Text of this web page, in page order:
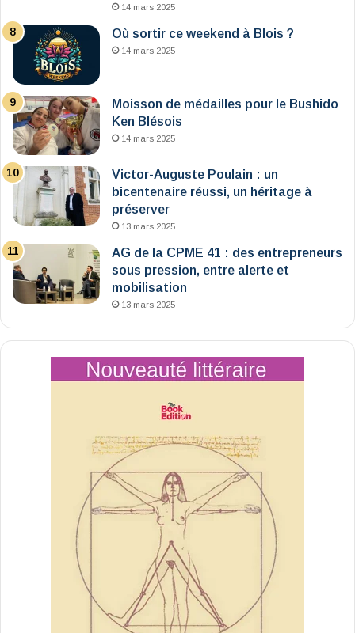
14 mars 2025
Où sortir ce weekend à Blois ?
14 mars 2025
Moisson de médailles pour le Bushido
Ken Blésois
14 mars 2025
Victor-Auguste Poulain : un
bicentenaire réussi, un héritage à
préserver
13 mars 2025
AG de la CPME 41 : des entrepreneurs
sous pression, entre alerte et
mobilisation
13 mars 2025